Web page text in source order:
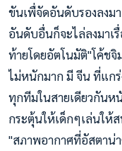
ขันเพื่จัดอันดับรองลงม
อันดับอื่นก็จะไล่ลงมาเ
ท้า​ยโดยอัตโนมัติ​ "โค้ช
ไม่หนักมาก มี จีน ที่แก
ทุกทีมในสายเดียวกันห
กระตุ้นให้เด็กๆเล่นให้
"สภาพอากาศที่อัสตาน่